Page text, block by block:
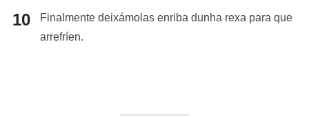
Finalmente deixámolas enriba dunha rexa para que
arrefríen.